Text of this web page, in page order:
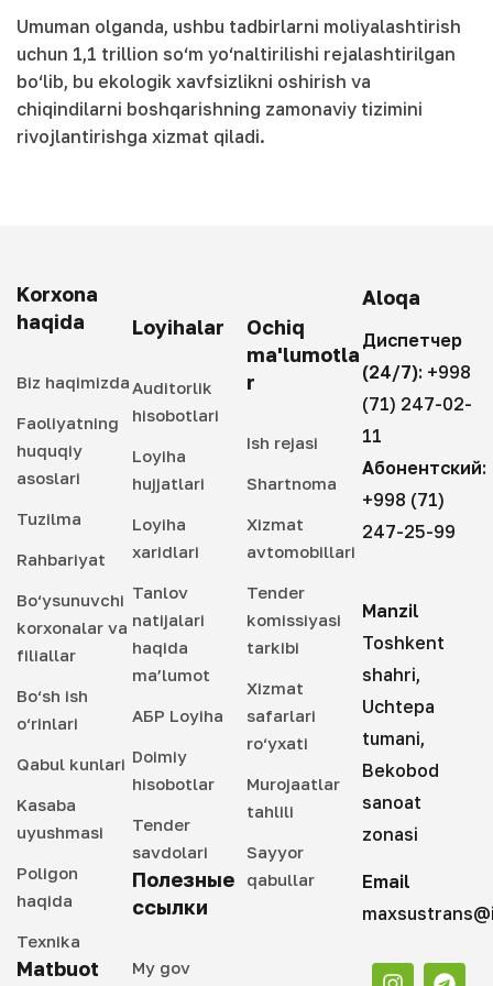
Umuman olganda, ushbu tadbirlarni moliyalashtirish
uchun 1,1 trillion so‘m yo‘naltirilishi rejalashtirilgan
bo‘lib, bu ekologik xavfsizlikni oshirish va
chiqindilarni boshqarishning zamonaviy tizimini
rivojlantirishga xizmat qiladi.
Korxona
haqida
Biz haqimizda
Faoliyatning
huquqiy
asoslari
Tuzilma
Rahbariyat
Bo‘ysunuvchi
korxonalar va
filiallar
Bo‘sh ish
o‘rinlari
Qabul kunlari
Kasaba
uyushmasi
Poligon
haqida
Texnika
Matbuot
Loyihalar
Auditorlik
hisobotlari
Loyiha
hujjatlari
Loyiha
xaridlari
Tanlov
natijalari
haqida
ma’lumot
АБР Loyiha
Doimiy
hisobotlar
Tender
savdolari
Полезные
ссылки
My gov
Ochiq
ma'lumotla
r
Ish rejasi
Shartnoma
Xizmat
avtomobillari
Tender
komissiyasi
tarkibi
Xizmat
safarlari
ro‘yxati
Murojaatlar
tahlili
Sayyor
qabullar
Aloqa
Диспетчер
(24/7): +998
(71) 247-02-
11
Абонентский:
+998 (71)
247-25-99
Manzil
Toshkent
shahri,
Uchtepa
tumani,
Bekobod
sanoat
zonasi
Email